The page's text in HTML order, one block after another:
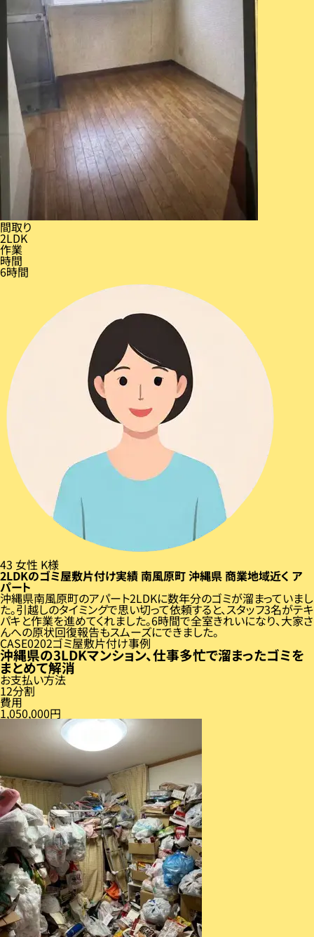
間取り
2LDK
作業
時間
6時間
43 女性 K様
2LDKのゴミ屋敷片付け実績南風原町沖縄県 商業地域近く ア
パート
沖縄県南風原町のアパート2LDKに数年分のゴミが溜まっていまし
た。引越しのタイミングで思い切って依頼すると、スタッフ3名がテキ
パキと作業を進めてくれました。6時間で全室きれいになり、大家さ
んへの原状回復報告もスムーズにできました。
CASE 02ゴミ屋敷片付け事例
沖縄県の3LDKマンション、仕事多忙で溜まったゴミを
まとめて解消
お支払い方法
12分割
費用
1,050,000円